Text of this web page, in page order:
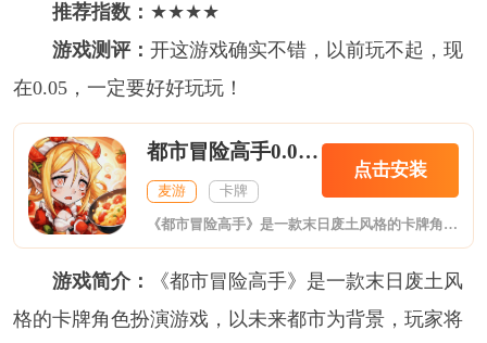
推荐指数： ★★★★
游戏测评： 开这游戏确实不错，以前玩不起，现
在0.05，一定要好好玩玩！
都市冒险高手0.05十倍代金返利
麦游 卡牌
点击安装
《都市冒险高手》是一款末日废土风格的卡牌角色扮演游戏，以未来都市为背景，玩家将面对不同的地图、关卡和变异生物来构筑最强"异能者对抗都市中的破坏者。故事源于2077夏夜，一颗陨石划过天际，降落在G城中心处，一股神秘气体向外蔓延，被气体感染的生物变得凶暴异常。随着这些怪物增多，幸存者们无奈退至西部，建造“壁垒抵御怪物，休整生息。随着时间流逝，少部分幸存者们逐渐掌握神秘气体的力量，被称为"异能者”，物资
游戏简介：
《都市冒险高手》是一款末日废土风
格的卡牌角色扮演游戏，以未来都市为背景，玩家将